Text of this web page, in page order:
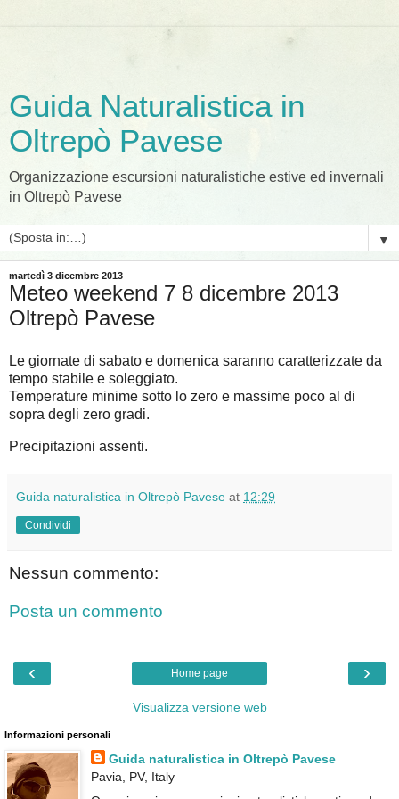
Guida Naturalistica in
Oltrepò Pavese
Organizzazione escursioni naturalistiche estive ed invernali
in Oltrepò Pavese
▼
martedì 3 dicembre 2013
Meteo weekend 7 8 dicembre 2013
Oltrepò Pavese
Le giornate di sabato e domenica saranno caratterizzate da
tempo stabile e soleggiato.
Temperature minime sotto lo zero e massime poco al di
sopra degli zero gradi.
Precipitazioni assenti.
Guida naturalistica in Oltrepò Pavese at 12:29
Condividi
Nessun commento:
Posta un commento
‹ ›
Home page
Visualizza versione web
Informazioni personali
Guida naturalistica in Oltrepò Pavese
Pavia, PV, Italy